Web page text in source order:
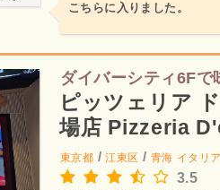
こちらに入りました。
ダイバーシティ6Fで
ピッツェリア
場店 Pizzeria
東京都 /江東区 / 青海 イタリ
3.5